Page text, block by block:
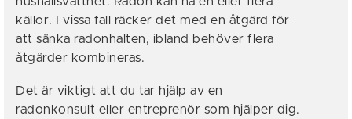
källor. I vissa fall räcker det med en åtgärd för
att sänka radonhalten, ibland behöver flera
åtgärder kombineras.
Det är viktigt att du tar hjälp av en
radonkonsult eller entreprenör som hjälper dig.